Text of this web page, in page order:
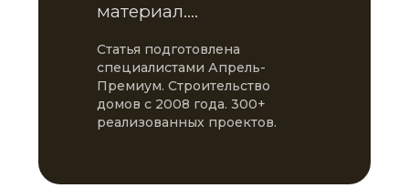
материал.…
Статья подготовлена
специалистами Апрель-
Премиум. Строительство
домов с 2008 года. 300+
реализованных проектов.